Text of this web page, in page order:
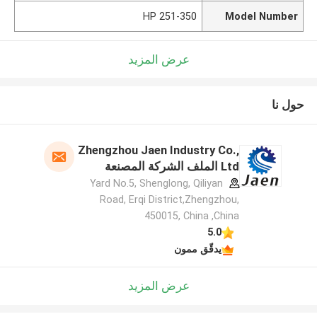
Model Number
251-350 HP
عرض المزيد
حول نا
Zhengzhou Jaen Industry Co.,
Ltd الملف الشركة المصنعة
Yard No.5, Shenglong, Qiliyan
Road, Erqi District,Zhengzhou,
450015, China ,China
5.0
يدقّق ممون
عرض المزيد